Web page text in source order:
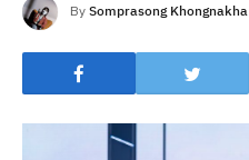
BySomprasong Khongnakha